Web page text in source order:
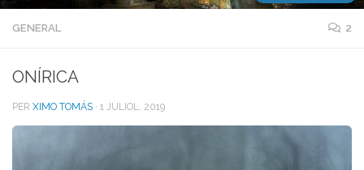
GENERAL 2
ONÍRICA
PER XIMO TOMÁS · 1 JULIOL, 2019